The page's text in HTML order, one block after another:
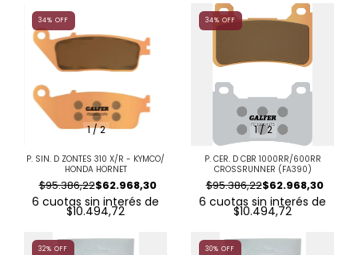
1/2
34% OFF
P. SIN. D ZONTES 310 X/R - KYMCO/
HONDA HORNET
$62.968,30
$95.386,22
6 cuotas sin interés de
$10.494,72
1/2
34% OFF
P. CER. D CBR 1000RR/600RR
CROSSRUNNER (FA390)
$62.968,30
$95.386,22
6 cuotas sin interés de
$10.494,72
32% OFF 30% OFF